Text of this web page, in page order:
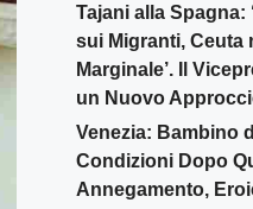
Tajani alla Spagna:
sui Migranti, Ceuta
Marginale’. Il
un Nuovo
Venezia: Bambino
Condizioni Dopo
Annegamento,